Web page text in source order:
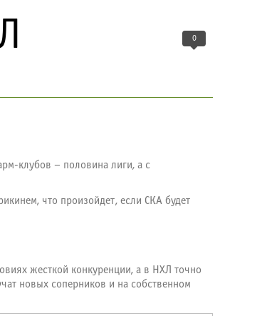
0
клубов – половина лиги, а с
что произойдет, если СКА будет
жесткой конкуренции, а в НХЛ точно
новых соперников и на собственном